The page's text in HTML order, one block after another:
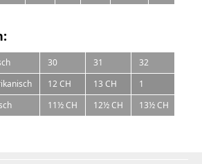
30 31 32
12 CH 13 CH 1
11½ CH 12½ CH 13½ CH